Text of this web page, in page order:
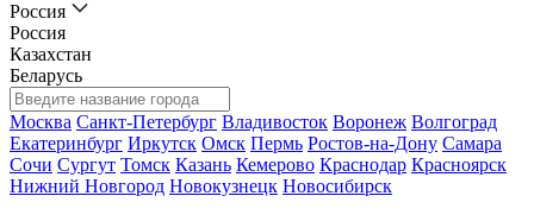
Россия
Россия
Казахстан
Беларусь
Москва Санкт-Петербург Владивосток Воронеж Волгоград
Екатеринбург Иркутск Омск Пермь Ростов-на-Дону Самара
Сочи Сургут Томск Казань Кемерово Краснодар Красноярск
Нижний Новгород Новокузнецк Новосибирск